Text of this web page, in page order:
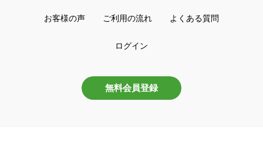
お客様の声 ご利用の流れ よくある質問
ログイン
無料会員登録